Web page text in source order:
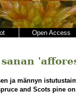
Open Access
ja männyn
and Scots pine